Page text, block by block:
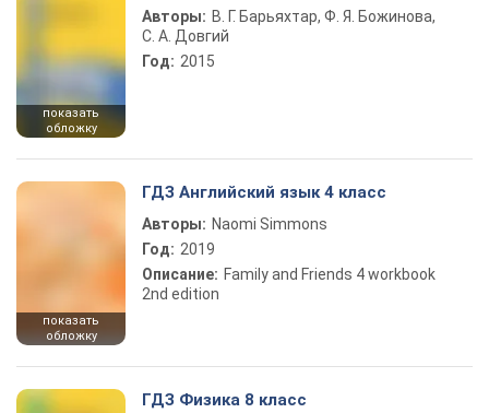
показать
обложку
Авторы: В. Г. Барьяхтар, Ф. Я. Божинова,
С. А. Довгий
Год: 2015
показать
обложку
ГДЗ Английский язык 4 класс
Авторы: Naomi Simmons
Год: 2019
Описание: Family and Friends 4 workbook
2nd edition
ГДЗ Физика 8 класс